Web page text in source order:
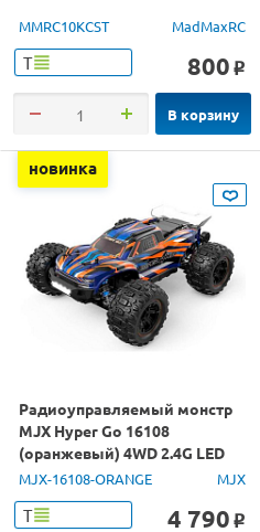
MMRC10KCST MadMaxRC
Т 800 o
В корзину
новинка
Радиоуправляемый монстр
MJX Hyper Go 16108
(оранжевый) 4WD 2.4G LED
1/16 RTR
MJX-16108-ORANGE MJX
Т 4 790 o